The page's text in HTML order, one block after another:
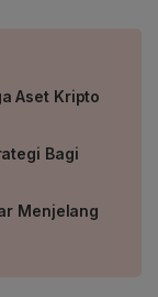
Aset Kripto
Bagi
Menjelang